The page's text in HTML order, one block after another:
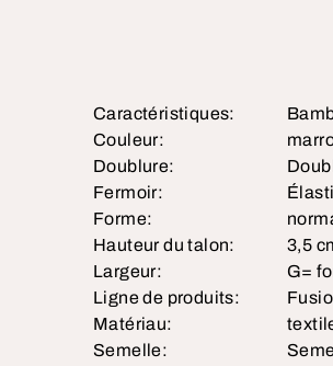
Caractéristiques:
Couleur:
Doublure:
Fermoir:
Forme:
Hauteur du talon:
3,5
Largeur:
G=
Ligne de produits:
Matériau:
Semelle: